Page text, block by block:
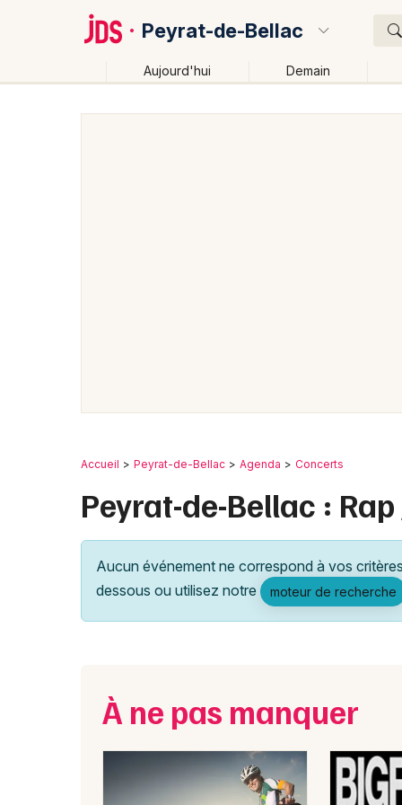
Peyrat-de-Bellac
Aujourd'hui Demain
Accueil Peyrat-de-Bellac Agenda Concerts
Peyrat-de-Bellac :
Aucun événement ne correspond à vos
dessous ou utilisez notre
moteur de recherche
À ne pas manquer